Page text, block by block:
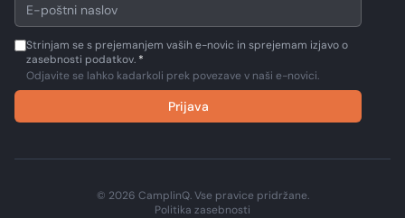
Strinjam se s prejemanjem vaših e-novic in sprejemam izjavo o
zasebnosti podatkov. *
Odjavite se lahko kadarkoli prek povezave v naši e-novici.
Prijava
© 2026 CamplinQ. Vse pravice pridržane.
Politika zasebnosti